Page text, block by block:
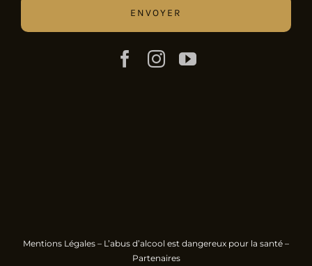
Mentions Légales – L’abus d’alcool est dangereux pour la santé –
Partenaires